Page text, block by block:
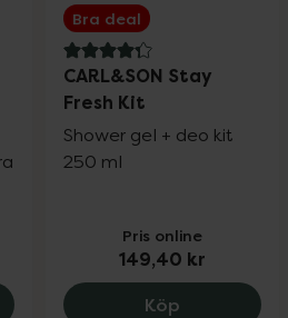
Resist Deo Roll-on, 115 kr.
Bra deal
4.3 av 5 i omdöme
CARL&SON Stay
Fresh Kit
Shower gel + deo kit
250 ml
Pris online
149,40 kr
Köp